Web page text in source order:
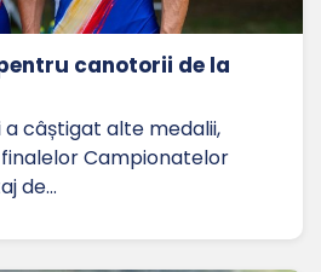
canotorii de la
a câștigat alte medalii,
Campionatelor
de…